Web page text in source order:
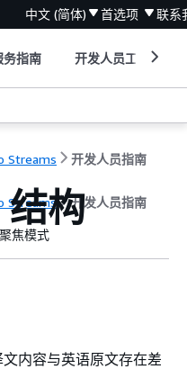
中文 (简体) 首选项 联系
务指南 开发人员工具
Streams 开发人员指南
Streams 开发人员指南
结构
聚焦模式
内容与英语原文存在差